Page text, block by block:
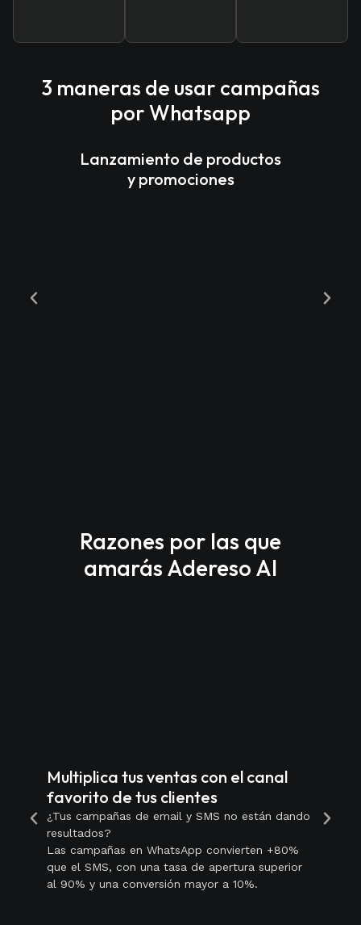
3 maneras de usar campañas
por Whatsapp
Lanzamiento de productos
y promociones
Razones por las que
amarás Adereso AI
Multiplica tus ventas con el canal
favorito de tus clientes
¿Tus campañas de email y SMS no están dando
resultados?
Las campañas en WhatsApp convierten +80%
que el SMS, con una tasa de apertura superior
al 90% y una conversión mayor a 10%.